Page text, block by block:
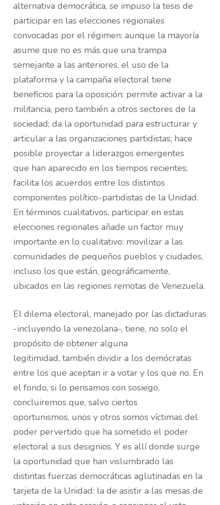
alternativa democrática, se impuso la tesis de
participar en las elecciones regionales
convocadas por el régimen: aunque la mayoría
asume que no es más que una trampa
semejante a las anteriores, el uso de la
plataforma y la campaña electoral tiene
beneficios para la oposición: permite activar a la
militancia, pero también a otros sectores de la
sociedad; da la oportunidad para estructurar y
articular a las organizaciones partidistas; hace
posible proyectar a liderazgos emergentes
que han aparecido en los tiempos recientes;
facilita los acuerdos entre los distintos
componentes político-partidistas de la Unidad.
En términos cualitativos, participar en estas
elecciones regionales añade un factor muy
importante en lo cualitativo: movilizar a las
comunidades de pequeños pueblos y ciudades,
incluso los que están, geográficamente,
ubicados en las regiones remotas de Venezuela.
El dilema electoral, manejado por las dictaduras
-incluyendo la venezolana-, tiene, no solo el
propósito de obtener alguna
legitimidad, también dividir a los demócratas
entre los que aceptan ir a votar y los que no. En
el fondo, si lo pensamos con sosiego,
concluiremos que, salvo ciertos
oportunismos, unos y otros somos víctimas del
poder pervertido que ha sometido el poder
electoral a sus designios. Y es allí donde surge
la oportunidad que han vislumbrado las
distintas fuerzas democráticas aglutinadas en la
tarjeta de la Unidad: la de asistir a las mesas de